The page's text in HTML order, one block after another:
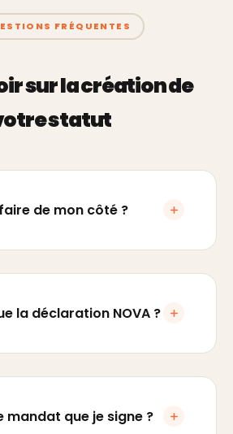
FRÉQUENTES
sur la création de
statut
de mon côté ?
la déclaration NOVA ?
mandat que je signe ?